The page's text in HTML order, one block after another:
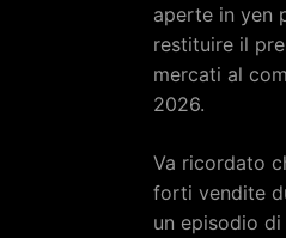
aperte in yen
restituire il
mercati al
2026.
Va ricordato
forti vendite
un episodio